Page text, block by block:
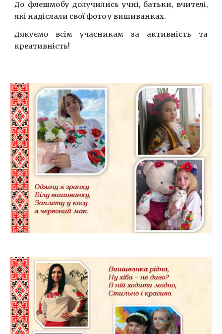
До флешмобу долучились учні, батьки, вчителі,
які надіслали свої фото у вишиванках.
Дякуємо всім учасникам за активність та
креативність!